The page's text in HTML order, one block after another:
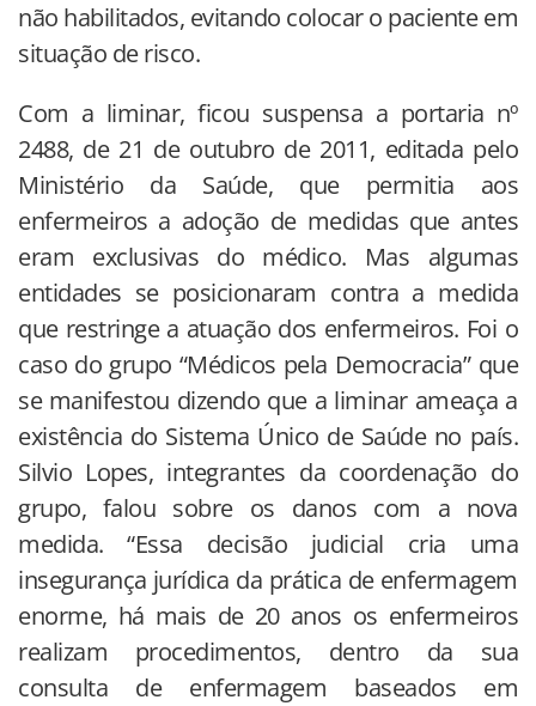
não habilitados, evitando colocar o paciente em
situação de risco.
Com a liminar, ficou suspensa a portaria nº
2488, de 21 de outubro de 2011, editada pelo
Ministério da Saúde, que permitia aos
enfermeiros a adoção de medidas que antes
eram exclusivas do médico. Mas algumas
entidades se posicionaram contra a medida
que restringe a atuação dos enfermeiros. Foi o
caso do grupo “Médicos pela Democracia” que
se manifestou dizendo que a liminar ameaça a
existência do Sistema Único de Saúde no país.
Silvio Lopes, integrantes da coordenação do
grupo, falou sobre os danos com a nova
medida. “Essa decisão judicial cria uma
insegurança jurídica da prática de enfermagem
enorme, há mais de 20 anos os enfermeiros
realizam procedimentos, dentro da sua
consulta de enfermagem baseados em